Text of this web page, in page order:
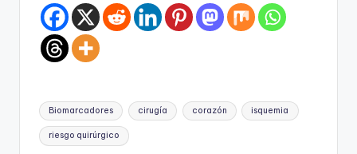
Etiquetas:
Biomarcadores cirugía corazón isquemia
riesgo quirúrgico